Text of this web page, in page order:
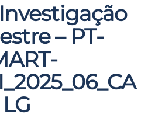
– PT-
LG